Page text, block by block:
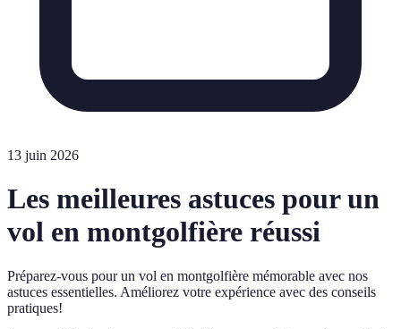
13 juin 2026
Les meilleures astuces pour un
vol en montgolfière réussi
Préparez-vous pour un vol en montgolfière mémorable avec nos
astuces essentielles. Améliorez votre expérience avec des conseils
pratiques!